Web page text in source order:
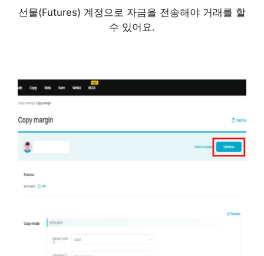
선물(Futures) 계정으로 자금을 전송해야 거래를 할
수 있어요.